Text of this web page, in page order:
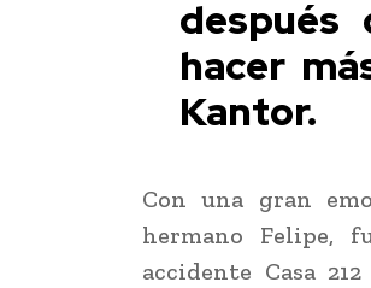
después
hacer
Kantor.
Con una gran
hermano Felipe,
accidente Casa